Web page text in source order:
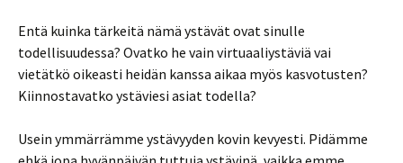
Entä kuinka tärkeitä nämä ystävät ovat sinulle
todellisuudessa? Ovatko he vain virtuaaliystäviä vai
vietätkö oikeasti heidän kanssa aikaa myös kasvotusten?
Kiinnostavatko ystäviesi asiat todella?
Usein ymmärrämme ystävyyden kovin kevyesti. Pidämme